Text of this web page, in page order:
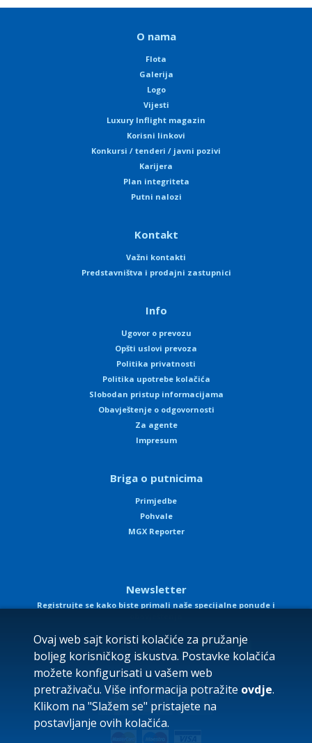
O nama
Flota
Galerija
Logo
Vijesti
Luxury Inflight magazin
Korisni linkovi
Konkursi / tenderi / javni pozivi
Karijera
Plan integriteta
Putni nalozi
Kontakt
Važni kontakti
Predstavništva i prodajni zastupnici
Info
Ugovor o prevozu
Opšti uslovi prevoza
Politika privatnosti
Politika upotrebe kolačića
Slobodan pristup informacijama
Obavještenje o odgovornosti
Za agente
Impresum
Briga o putnicima
Primjedbe
Pohvale
MGX Reporter
Newsletter
Registrujte se kako biste primali naše specijalne ponude i
Ovaj web sajt koristi kolačiće za pružanje
boljeg korisničkog iskustva. Postavke kolačića
možete konfigurisati u vašem web
pretraživaču. Više informacija potražite ovdje.
Klikom na "Slažem se" pristajete na
postavljanje ovih kolačića.